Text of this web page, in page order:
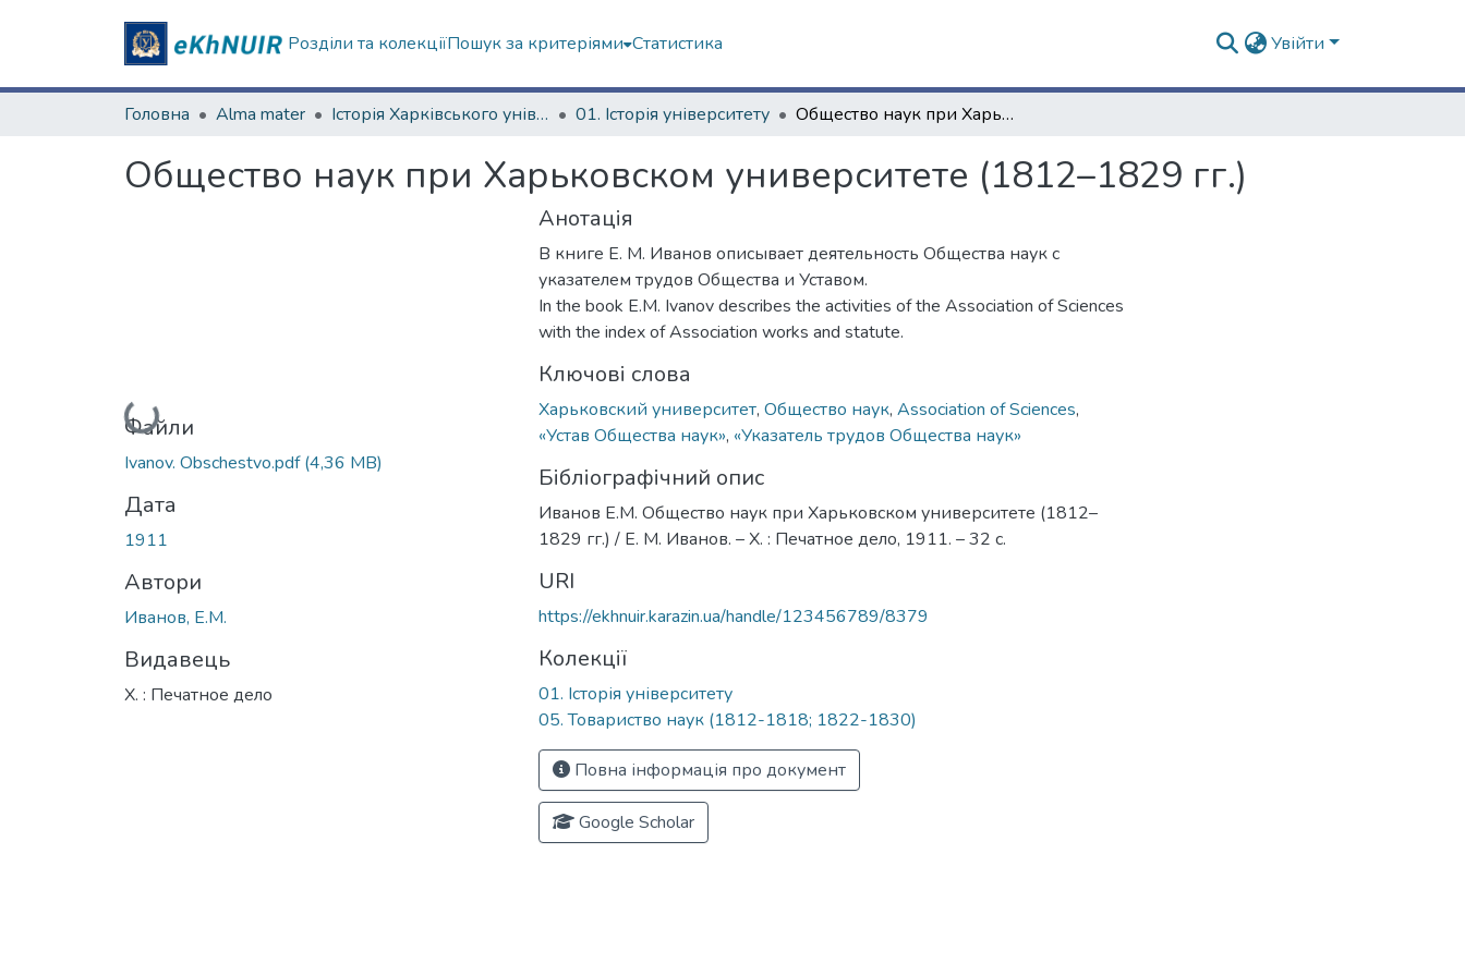
Розділи та колекціїПошук за критеріями Статистика Увійти
Головна Alma mater Історія Харківського університету 01. Історія університету Общество наук при Харьковском университете (1812–1829 гг.)
Общество наук при Харьковском университете (1812–1829 гг.)
Вантажиться...
Файли
Ivanov. Obschestvo.pdf(4,36 MB)
Дата
1911
Автори
Иванов, Е.М.
Видавець
Х. : Печатное дело
Анотація
В книге Е. М. Иванов описывает деятельность Общества наук с
указателем трудов Общества и Уставом.
In the book E.M. Ivanov describes the activities of the Association of Sciences
with the index of Association works and statute.
Ключові слова
Харьковский университет, Общество наук, Association of Sciences,
«Устав Общества наук», «Указатель трудов Общества наук»
Бібліографічний опис
Иванов Е.М. Общество наук при Харьковском университете (1812–
1829 гг.) / Е. М. Иванов. – Х. : Печатное дело, 1911. – 32 с.
URI
https://ekhnuir.karazin.ua/handle/123456789/8379
Колекції
01. Історія університету
05. Товариство наук (1812-1818; 1822-1830)
Повна інформація про документ
Google Scholar